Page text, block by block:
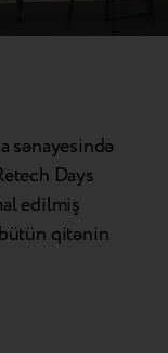
sənayesində
Days
edilmiş
qitənin